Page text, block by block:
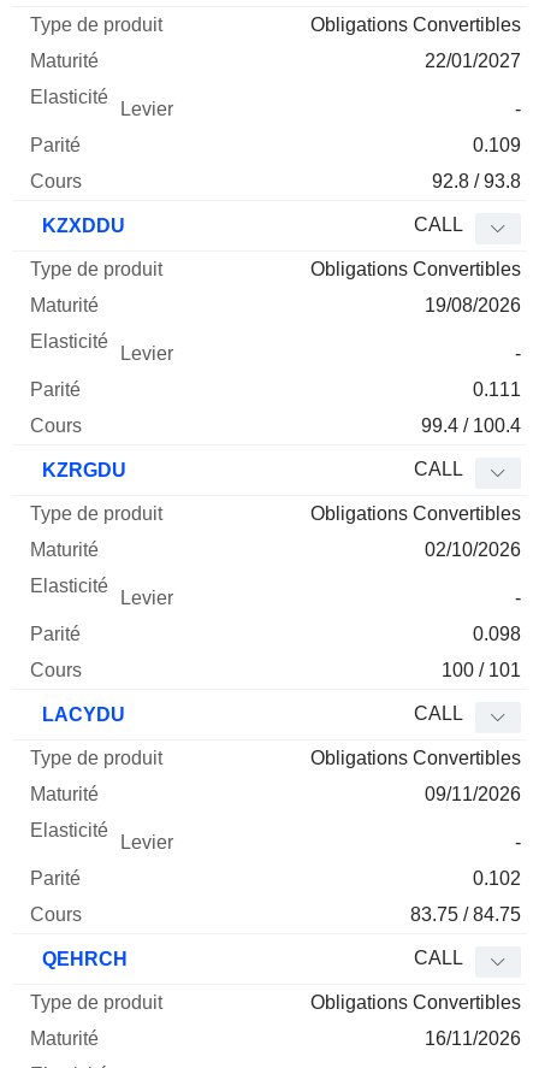
Obligations Convertibles
22/01/2027
-
0.109
92.8 / 93.8
KZXDDU CALL
Obligations Convertibles
19/08/2026
-
0.111
99.4 / 100.4
KZRGDU CALL
Obligations Convertibles
02/10/2026
-
0.098
100 / 101
LACYDU CALL
Obligations Convertibles
09/11/2026
-
0.102
83.75 / 84.75
QEHRCH CALL
Obligations Convertibles
16/11/2026